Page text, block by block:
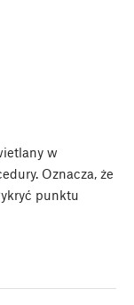
w
Oznacza, że
punktu